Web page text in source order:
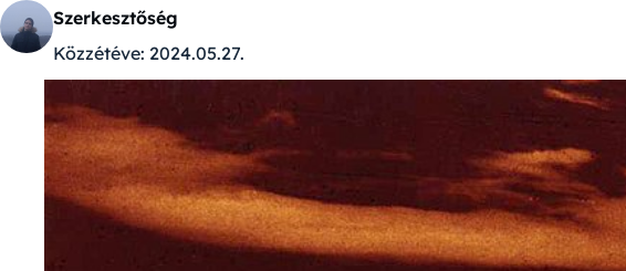
Szerkesztőség
Közzétéve: 2024.05.27.